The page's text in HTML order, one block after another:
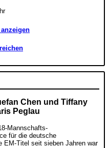
Chen und Tiffany
Peglau
Mannschafts-
für die deutsche
EM-Titel seit sieben Jahren war